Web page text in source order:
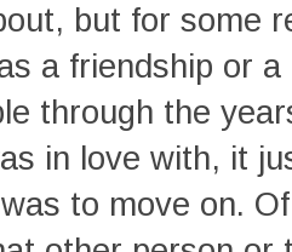
but for some
a friendship or
through the
in love with, it
to move on.